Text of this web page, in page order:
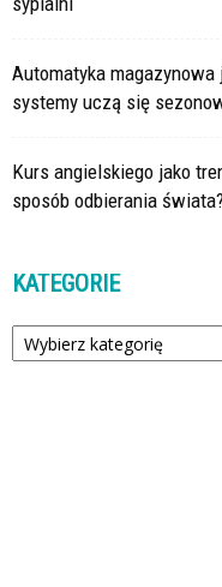
Automatyka
systemy uczą się
Kurs angielskiego jako
sposób odbierania świata?
KATEGORIE
Kategorie